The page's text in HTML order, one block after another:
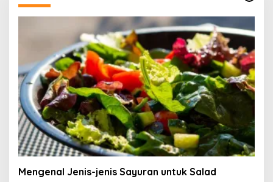
Mengenal Jenis-jenis Sayuran untuk Salad